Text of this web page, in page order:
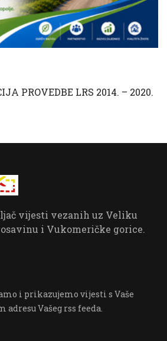
PROVEDBE LRS 2014. – 2020.
vijesti vezanih uz Veliku
i Vukomeričke gorice.
i prikazujemo vijesti s Vaše
Vašeg rss feeda.